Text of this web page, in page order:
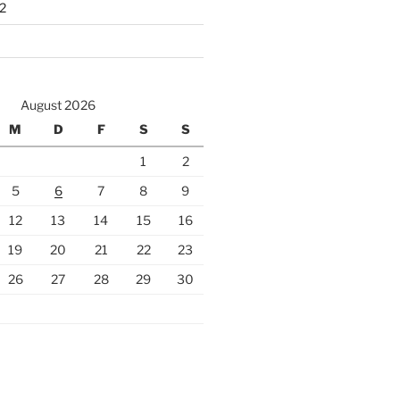
August 2026
M D F S S
1
2
5 6 7 8
9
12 13 14 15
16
19 20 21 22
23
26 27 28 29
30